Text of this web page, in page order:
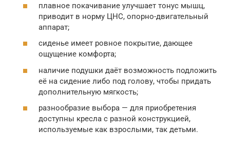
плавное покачивание улучшает тонус мышц,
приводит в норму ЦНС, опорно-двигательный
аппарат;
сиденье имеет ровное покрытие, дающее
ощущение комфорта;
наличие подушки даёт возможность подложить
её на сидение либо под голову, чтобы придать
дополнительную мягкость;
разнообразие выбора — для приобретения
доступны кресла с разной конструкцией,
используемые как взрослыми, так детьми.